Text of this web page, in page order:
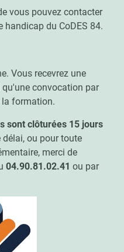
vous pouvez contacter
handicap du CoDES 84.
Vous recevrez une
convocation par
la formation.
sont clôturées 15 jours
délai, ou pour toute
merci de
04.90.81.02.41 ou par